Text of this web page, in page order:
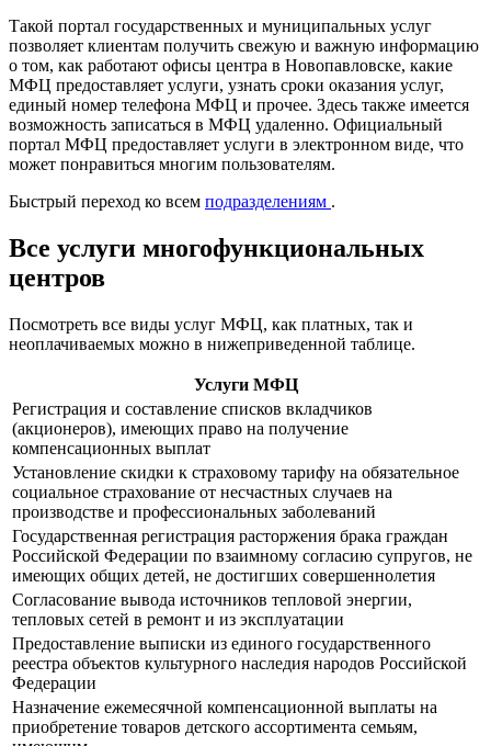
Такой портал государственных и муниципальных услуг
позволяет клиентам получить свежую и важную информацию
о том, как работают офисы центра в Новопавловске, какие
МФЦ предоставляет услуги, узнать сроки оказания услуг,
единый номер телефона МФЦ и прочее. Здесь также имеется
возможность записаться в МФЦ удаленно. Официальный
портал МФЦ предоставляет услуги в электронном виде, что
может понравиться многим пользователям.
Быстрый переход ко всем подразделениям .
Все услуги многофункциональных
центров
Посмотреть все виды услуг МФЦ, как платных, так и
неоплачиваемых можно в нижеприведенной таблице.
Услуги МФЦ
Регистрация и составление списков вкладчиков
(акционеров), имеющих право на получение
компенсационных выплат
Установление скидки к страховому тарифу на обязательное
социальное страхование от несчастных случаев на
производстве и профессиональных заболеваний
Государственная регистрация расторжения брака граждан
Российской Федерации по взаимному согласию супругов, не
имеющих общих детей, не достигших совершеннолетия
Согласование вывода источников тепловой энергии,
тепловых сетей в ремонт и из эксплуатации
Предоставление выписки из единого государственного
реестра объектов культурного наследия народов Российской
Федерации
Назначение ежемесячной компенсационной выплаты на
приобретение товаров детского ассортимента семьям,